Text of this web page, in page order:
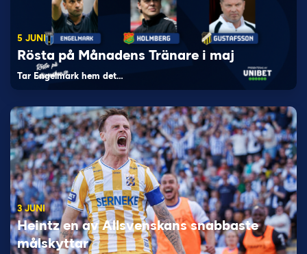
5 JUNI
Rösta på Månadens Tränare i maj
Tar Engelmark hem det…
3 JUNI
Heintz en av Allsvenskans snabbaste
målskyttar